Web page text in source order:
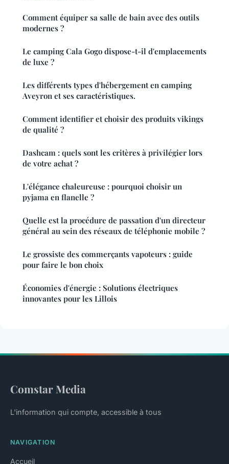
Comment équiper sa salle de bain avec des outils
modernes ?
Le camping Cala Gogo dispose-t-il d'emplacements
de luxe ?
Les différents types d'hébergement en camping
Aveyron et ses caractéristiques.
Comment identifier et choisir des produits vikings
de qualité ?
Dashcam : quels sont les critères à privilégier lors
de votre achat ?
L'élégance chaleureuse : pourquoi choisir un
pyjama en flanelle ?
Quelle est la procédure de passation d'un directeur
général au sein des réseaux de téléphonie mobile ?
Le grossiste des commerçants vapoteurs : guide
pour faire le bon choix
Économies d'énergie : Solutions électriques
innovantes pour les Lillois
Comstar Media
L'information qui compte, accessible à tous
NAVIGATION
Accueil